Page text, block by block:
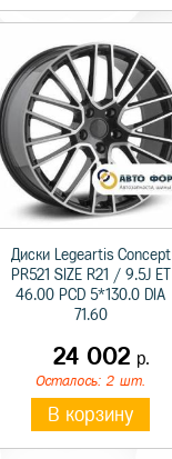
Диски Legeartis Concept
PR521 SIZE R21 / 9.5J ET
46.00 PCD 5*130.0 DIA
71.60
24 002 р.
Осталось: 2 шт.
В корзину